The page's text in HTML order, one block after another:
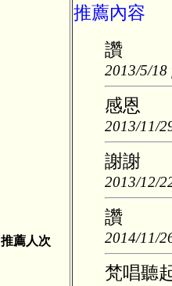
推薦人次
推薦內容
讚
2013/5/18
感恩
2013/11/
謝謝
2013/12/
讚
2014/11/
梵唱聽